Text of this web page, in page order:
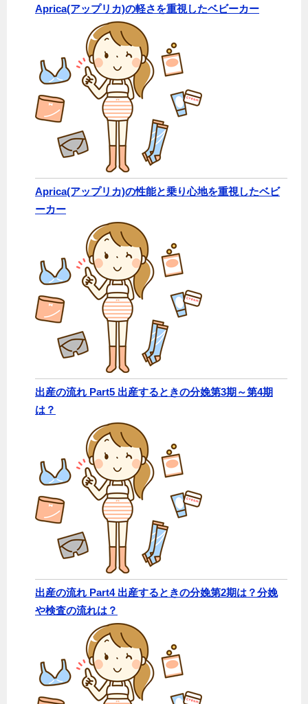
Aprica(アップリカ)の軽さを重視したベビーカー
Aprica(アップリカ)の性能と乗り心地を重視したベビ
ーカー
出産の流れ Part5 出産するときの分娩第3期～第4期
は？
出産の流れ Part4 出産するときの分娩第2期は？分娩
や検査の流れは？